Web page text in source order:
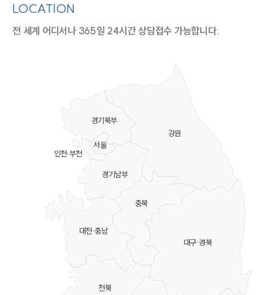
LOCATION
전 세계 어디서나 365일 24시간 상담접수 가능합니다.
강원
충북
대전·충남
대구·경북
전북
경기북부
경기남부
서울
인천·부천